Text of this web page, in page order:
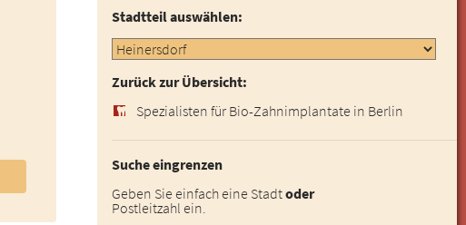
Stadtteil auswählen:
Zurück zur Übersicht:
Spezialisten für Bio-Zahnimplantate in Berlin
Suche eingrenzen
Geben Sie einfach eine Stadtoder
Postleitzahl ein.